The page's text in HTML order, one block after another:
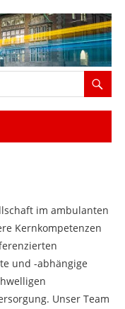
im ambulanten
Kernkompetenzen
und -abhängige
Unser Team